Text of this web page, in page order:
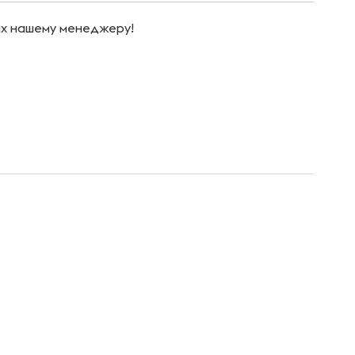
нашему менеджеру!